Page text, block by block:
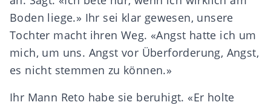
Boden liege.» Ihr sei klar gewesen, unsere
Tochter macht ihren Weg. «Angst hatte ich um
mich, um uns. Angst vor Überforderung, Angst,
es nicht stemmen zu können.»
Ihr Mann Reto habe sie beruhigt. «Er holte